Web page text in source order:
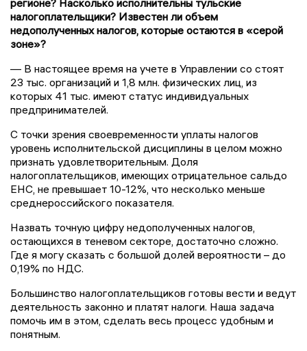
регионе? Насколько исполнительны тульские
налогоплательщики? Известен ли объем
недополученных налогов, которые остаются в «серой
зоне»?
— В настоящее время на учете в Управлении со стоят
23 тыс. организаций и 1,8 млн. физических лиц, из
которых 41 тыс. имеют статус индивидуальных
предпринимателей.
С точки зрения своевременности уплаты налогов
уровень исполнительской дисциплины в целом можно
признать удовлетворительным. Доля
налогоплательщиков, имеющих отрицательное сальдо
ЕНС, не превышает 10-12%, что несколько меньше
среднероссийского показателя.
Назвать точную цифру недополученных налогов,
остающихся в теневом секторе, достаточно сложно.
Где я могу сказать с большой долей вероятности – до
0,19% по НДС.
Большинство налогоплательщиков готовы вести и ведут
деятельность законно и платят налоги. Наша задача
помочь им в этом, сделать весь процесс удобным и
понятным.